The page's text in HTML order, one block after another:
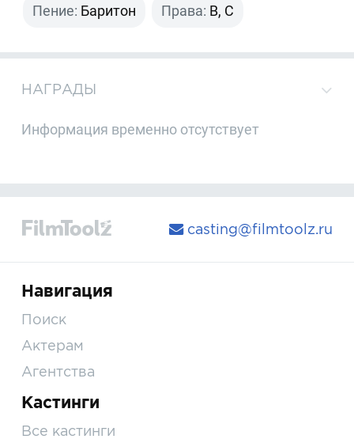
Пение: Баритон Права: B, C
НАГРАДЫ
Информация временно отсутствует
casting@filmtoolz.ru
Навигация
Поиск
Актерам
Агентства
Кастинги
Все кастинги